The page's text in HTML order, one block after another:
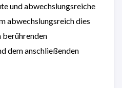
und abwechslungsreiche
abwechslungsreich dies
berührenden
dem anschließenden